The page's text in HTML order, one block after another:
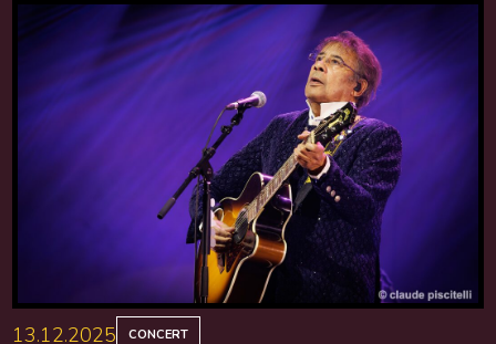
13.12.2025 CONCERT